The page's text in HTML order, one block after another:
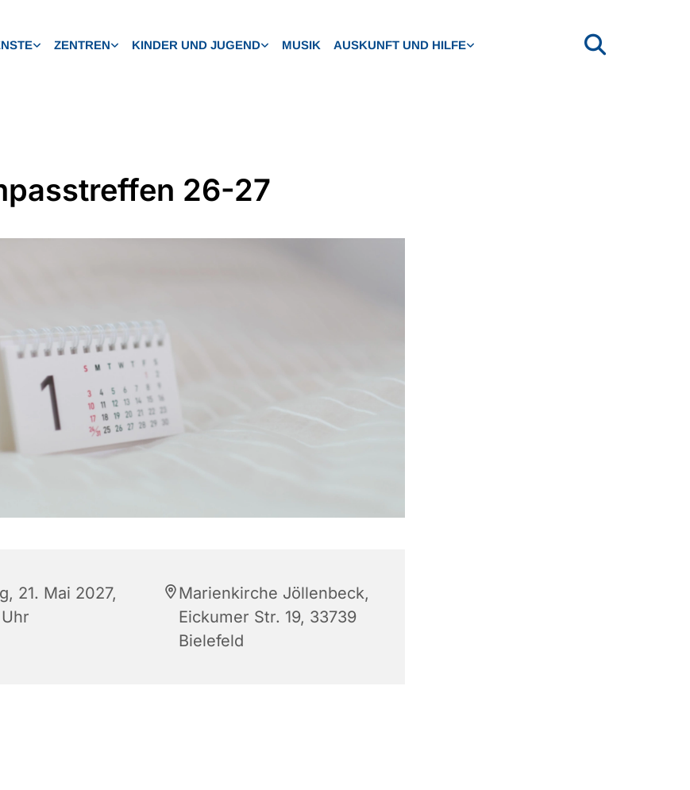
ZENTREN KINDER UND JUGEND MUSIK AUSKUNFT UND HILFE
26-27
21. Mai 2027,
Marienkirche Jöllenbeck,
Eickumer Str. 19, 33739
Bielefeld